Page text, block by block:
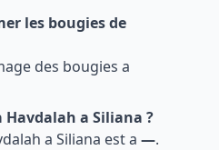
les bougies de
des bougies a
Havdalah a Siliana ?
a Siliana est a —.